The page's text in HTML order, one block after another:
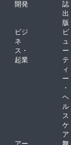
開発
誌
出
版
ビジ
ネ
ス・
起業
ビ
ュ
ー
テ
ィ
ー
・
ヘ
ル
ス
ケ
ア